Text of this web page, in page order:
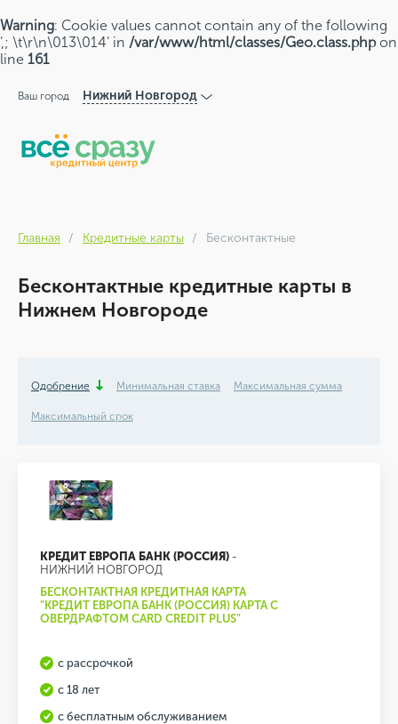
Warning: Cookie values cannot contain any of the following
',; \t\r\n\013\014' in /var/www/html/classes/Geo.class.phpon
line 161
Ваш город Нижний Новгород
Главная Кредитные карты Бесконтактные
Бесконтактные кредитные карты в
Нижнем Новгороде
Одобрение Минимальная ставка Максимальная сумма
Максимальный срок
КРЕДИТ ЕВРОПА БАНК (РОССИЯ) -
НИЖНИЙ НОВГОРОД
БЕСКОНТАКТНАЯ КРЕДИТНАЯ КАРТА
"КРЕДИТ ЕВРОПА БАНК (РОССИЯ) КАРТА С
ОВЕРДРАФТОМ CARD CREDIT PLUS"
с рассрочкой
с 18 лет
с бесплатным обслуживанием